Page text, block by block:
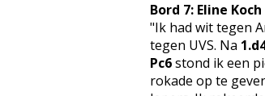
Bord 7: Eline
"Ik had wit tegen
tegen UVS. Na
Pc6stond ik een
rokade op te